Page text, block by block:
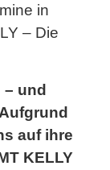
in
– Die
– und
auf ihre
KELLY